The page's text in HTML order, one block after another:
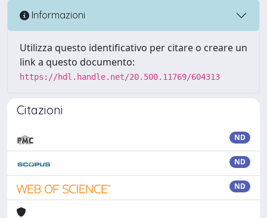
Informazioni
Utilizza questo identificativo per citare o creare un
link a questo documento:
https://hdl.handle.net/20.500.11769/604313
Citazioni
ND
ND
ND